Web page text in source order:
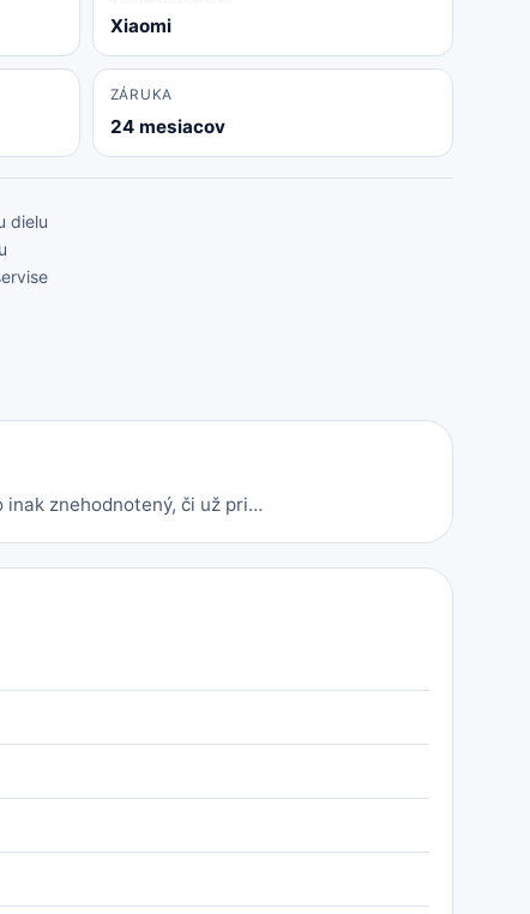
Xiaomi
ZÁRUKA
24 mesiacov
dielu
inak znehodnotený, či už pri…